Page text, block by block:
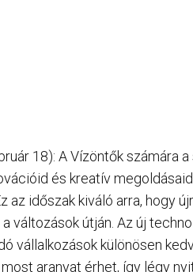
18): A Vízöntők számára
és kreatív
az időszak kiváló arra, hogy
változások útján. Az új
vállalkozások különösen
aranyat érhet, így légy